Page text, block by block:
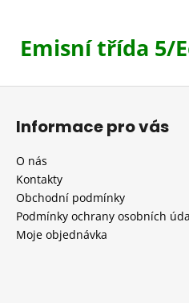
Emisní třída 5/
Z
Informace pro vás
O nás
Kontakty
Obchodní podmínky
Podmínky ochrany osobních
Moje objednávka